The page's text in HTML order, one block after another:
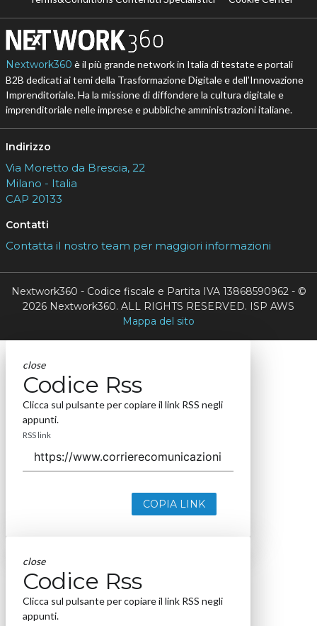
Nextwork360 è il più grande network in Italia di testate e portali
B2B dedicati ai temi della Trasformazione Digitale e dell’Innovazione
Imprenditoriale. Ha la missione di diffondere la cultura digitale e
imprenditoriale nelle imprese e pubbliche amministrazioni italiane.
Indirizzo
Via Moretto da Brescia, 22
Milano - Italia
CAP 20133
Contatti
Contatta il nostro team per maggiori informazioni
Nextwork360 - Codice fiscale e Partita IVA 13868590962 - ©
2026 Nextwork360. ALL RIGHTS RESERVED. ISP AWS
Mappa del sito
close
Codice Rss
Clicca sul pulsante per copiare il link RSS negli
appunti.
RSS link
COPIA LINK
close
Codice Rss
Clicca sul pulsante per copiare il link RSS negli
appunti.